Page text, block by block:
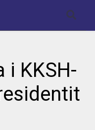
i KKSH-